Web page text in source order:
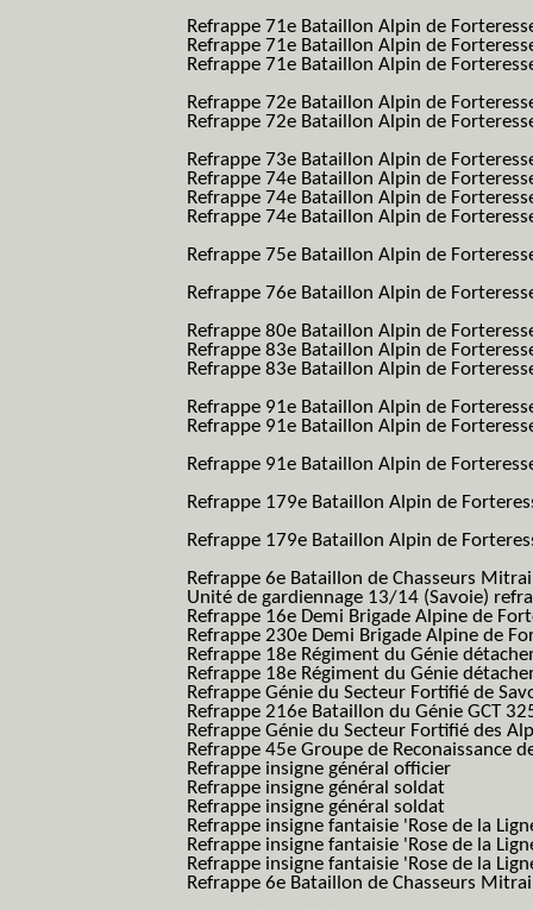
Refrappe 71e Bataillon Alpin de
Refrappe 71e Bataillon Alpin de
Refrappe 71e Bataillon Alpin de
Refrappe 72e Bataillon Alpin de
Refrappe 72e Bataillon Alpin de
Refrappe 73e Bataillon Alpin de
Refrappe 74e Bataillon Alpin de
Refrappe 74e Bataillon Alpin de
Refrappe 74e Bataillon Alpin de
Refrappe 75e Bataillon Alpin de
Refrappe 76e Bataillon Alpin de
Refrappe 80e Bataillon Alpin de
Refrappe 83e Bataillon Alpin de
Refrappe 83e Bataillon Alpin de
Refrappe 91e Bataillon Alpin de
Refrappe 91e Bataillon Alpin de
Refrappe 91e Bataillon Alpin de
Refrappe 179e Bataillon Alpin de
Refrappe 179e Bataillon Alpin de
Refrappe 6e Bataillon de Chasseurs
Unité de gardiennage 13/14 (Savoie)
Refrappe 16e Demi Brigade Alpine de
Refrappe 230e Demi Brigade Alpine de
Refrappe 18e Régiment du Génie
Refrappe 18e Régiment du Génie
Refrappe Génie du Secteur Fortifié de
Refrappe 216e Bataillon du Génie GCT
Refrappe Génie du Secteur Fortifié des
Refrappe 45e Groupe de Reconaissance
Refrappe insigne général officier
Refrappe insigne général soldat
Refrappe insigne général soldat
Refrappe insigne fantaisie 'Rose de la
Refrappe insigne fantaisie 'Rose de la
Refrappe insigne fantaisie 'Rose de la
Refrappe 6e Bataillon de Chasseurs